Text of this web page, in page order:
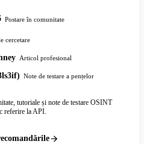
Postare în comunitate
cercetare
Articol profesional
Note de testare a pențelor
tutoriale și note de testare OSINT
referire la API.